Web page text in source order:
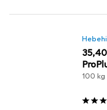
EUR
35,40
100 kg